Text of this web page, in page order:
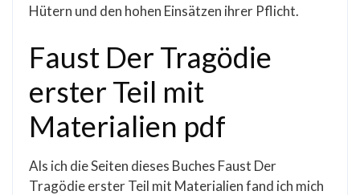
Hütern und den hohen Einsätzen ihrer Pflicht.
Faust Der Tragödie
erster Teil mit
Materialien pdf
Als ich die Seiten dieses Buches Faust Der
Tragödie erster Teil mit Materialien fand ich mich